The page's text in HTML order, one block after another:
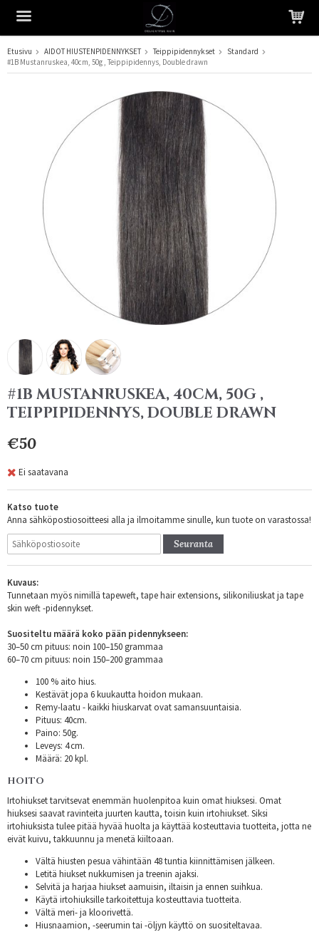
Tuote on lisätty ostoskoriin
Etusivu AIDOT HIUSTENPIDENNYKSET Teippipidennykset
Standard
#1B Mustanruskea, 40cm, 50g , Teippipidennys, Double drawn
#1B MUSTANRUSKEA, 40CM, 50G ,
TEIPPIPIDENNYS, DOUBLE DRAWN
€50
Ei saatavana
Katso tuote
Anna sähköpostiosoitteesi alla ja ilmoitamme sinulle, kun tuote on varastossa!
Seuranta
Kuvaus:
Tunnetaan myös nimillä tapeweft, tape hair extensions, silikoniliuskat ja tape
skin weft -pidennykset.
Suositeltu määrä koko pään pidennykseen:
30–50 cm pituus: noin 100–150 grammaa
60–70 cm pituus: noin 150–200 grammaa
100 % aito hius.
Kestävät jopa 6 kuukautta hoidon mukaan.
Remy-laatu - kaikki hiuskarvat ovat samansuuntaisia.
Pituus: 40cm.
Paino: 50g.
Leveys: 4 cm.
Määrä: 20 kpl.
HOITO
Irtohiukset tarvitsevat enemmän huolenpitoa kuin omat hiuksesi. Omat
hiuksesi saavat ravinteita juurten kautta, toisin kuin irtohiukset. Siksi
irtohiuksista tulee pitää hyvää huolta ja käyttää kosteuttavia tuotteita, jotta ne
eivät kuivu, takkuunnu ja menetä kiiltoaan.
Vältä hiusten pesua vähintään 48 tuntia kiinnittämisen jälkeen.
Letitä hiukset nukkumisen ja treenin ajaksi.
Selvitä ja harjaa hiukset aamuisin, iltaisin ja ennen suihkua.
Käytä irtohiuksille tarkoitettuja kosteuttavia tuotteita.
Vältä meri- ja kloorivettä.
Hiusnaamion, -seerumin tai -öljyn käyttö on suositeltavaa.